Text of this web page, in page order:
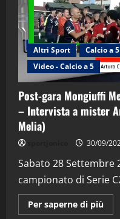
Altri Sport Calcio a
Video - Calcio a 5
Post-gara Mongiuffi
– Intervista a mister
Melia)
30/09/
Sabato 28 Settembre
campionato di Serie
Per saperne di più
2 28/